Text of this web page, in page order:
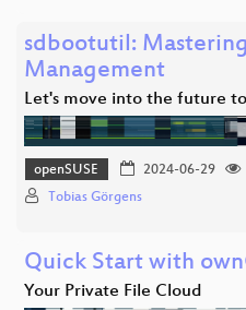
sdbootutil:
Management
Let's move into the future
openSUSE 2024-06-29
Tobias Görgens
Quick Start with
Your Private File Cloud